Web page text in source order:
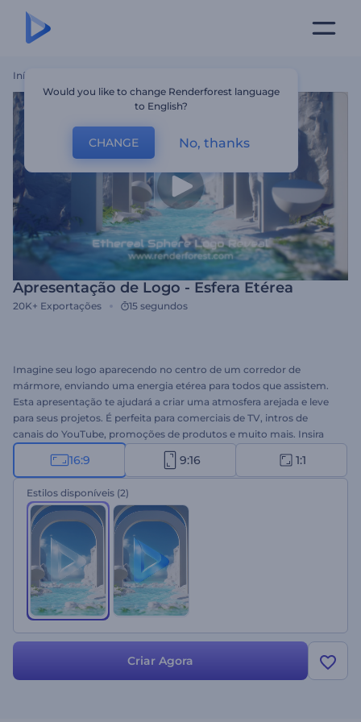
Início
Apresentação de Logo - Esfera Etérea
20K+ Exportações 15 segundos
Imagine seu logo aparecendo no centro de um corredor de
mármore, enviando uma energia etérea para todos que assistem.
Esta apresentação te ajudará a criar uma atmosfera arejada e leve
para seus projetos. É perfeita para comerciais de TV, intros de
canais do YouTube, promoções de produtos e muito mais. Insira
seu logo e obtenha uma animação profissional em poucos
minutos. Experimente gratuitamente!
16:9 9:16 1:1
Estilos disponíveis (2)
Criar Agora
Would you like to change Renderforest language
to English?
CHANGE No, thanks